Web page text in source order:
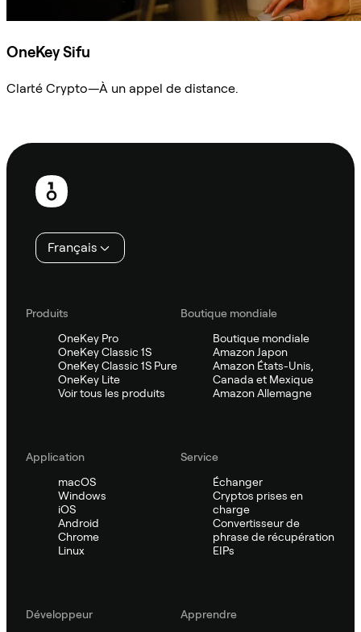
OneKey Sifu
Clarté Crypto—À un appel de distance.
Pied
page
Français
Produits
OneKey Pro
OneKey Classic 1S
OneKey Classic 1S Pure
OneKey Lite
Voir tous les produits
Boutique mondiale
Boutique mondiale
Amazon Japon
Amazon États-Unis,
Canada et Mexique
Amazon Allemagne
Application
macOS
Windows
iOS
Android
Chrome
Linux
Service
Échanger
Cryptos prises en
charge
Convertisseur de
phrase de récupération
EIPs
Développeur
Apprendre